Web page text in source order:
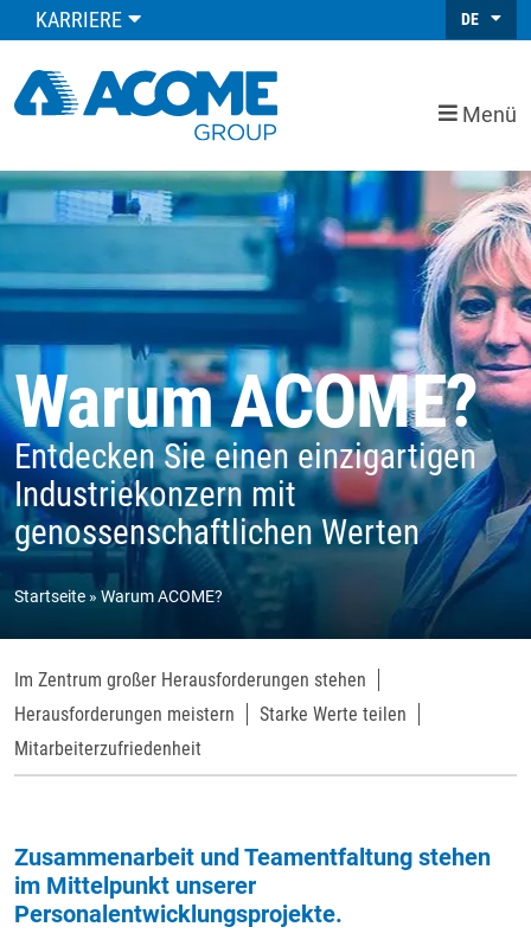
KARRIERE DE
Menü
Warum ACOME?
Entdecken Sie einen einzigartigen
Industriekonzern mit
genossenschaftlichen Werten
Startseite Warum ACOME?
Im Zentrum großer Herausforderungen stehen
Herausforderungen meistern
Starke Werte teilen
Mitarbeiterzufriedenheit
Zusammenarbeit und Teamentfaltung stehen
im Mittelpunkt unserer
Personalentwicklungsprojekte.